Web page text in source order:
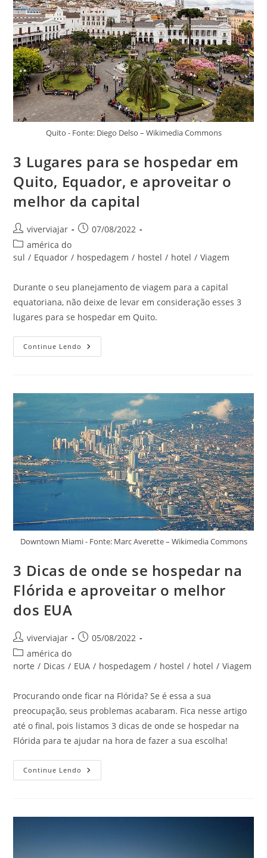
Quito - Fonte: Diego Delso – Wikimedia Commons
3 Lugares para se hospedar em
Quito, Equador, e aproveitar o
melhor da capital
Autor
do
post:
viverviajar
Post07/08/2022
Categoria
do
américa do
sul / Equador / hospedagem / hostel / hotel / Viagem
Durante o seu planejamento de viagem para a capital
equatoriana, não deixe de levar em consideração esses 3
lugares para se hospedar em Quito.
Continue Lendo
Lugares
Quito,
Equador,
E
Aproveitar
O
Melhor
Da
Capital
Downtown Miami - Fonte: Marc Averette – Wikimedia Commons
3 Dicas de onde se hospedar na
Flórida e aproveitar o melhor
dos EUA
Autor
do
post:
viverviajar
Post05/08/2022
Categoria
do
américa do
norte / Dicas / EUA / hospedagem / hostel / hotel / Viagem
Procurando onde ficar na Flórida? Se é essa a sua
preocupação, seus problemas acabaram. Fica nesse artigo
até o final, pois listamos 3 dicas de onde se hospedar na
Flórida para te ajudar na hora de fazer a sua escolha!
Continue Lendo
Dicas
Na